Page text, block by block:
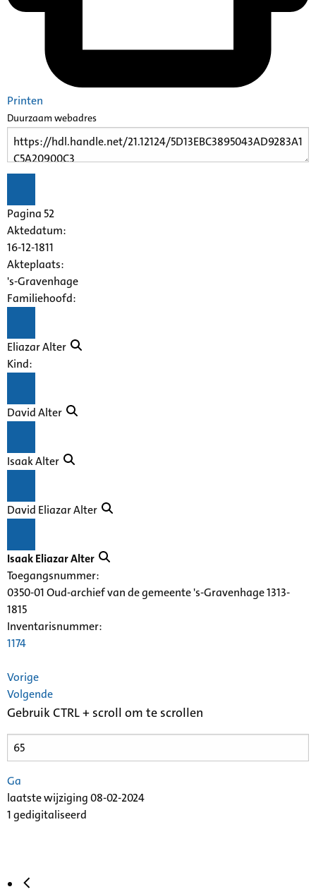
Printen
Duurzaam webadres
Pagina 52
Aktedatum:
16-12-1811
Akteplaats:
's-Gravenhage
Familiehoofd:
Eliazar Alter
Kind:
David Alter
Isaak Alter
David Eliazar Alter
Isaak Eliazar Alter
Toegangsnummer:
0350-01 Oud-archief van de gemeente 's-Gravenhage 1313-
1815
Inventarisnummer:
1174
Vorige
Volgende
Gebruik CTRL + scroll om te scrollen
Ga
laatste wijziging 08-02-2024
1 gedigitaliseerd